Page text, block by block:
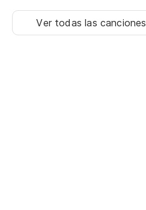
Ver todas las canciones